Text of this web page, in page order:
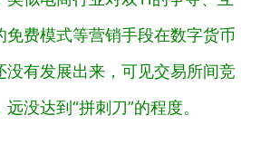
免费模式等营销手段在数字货币
没有发展出来，可见交易所间竞
没达到“拼刺刀”的程度。